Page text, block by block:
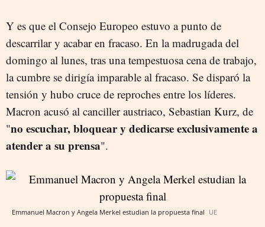
Y es que el Consejo Europeo estuvo a punto de
descarrilar y acabar en fracaso. En la madrugada del
domingo al lunes, tras una tempestuosa cena de trabajo,
la cumbre se dirigía imparable al fracaso. Se disparó la
tensión y hubo cruce de reproches entre los líderes.
Macron acusó al canciller austriaco, Sebastian Kurz, de
"no escuchar, bloquear y dedicarse exclusivamente a
atender a su prensa".
Emmanuel Macron y Angela Merkel estudian la propuesta final UE